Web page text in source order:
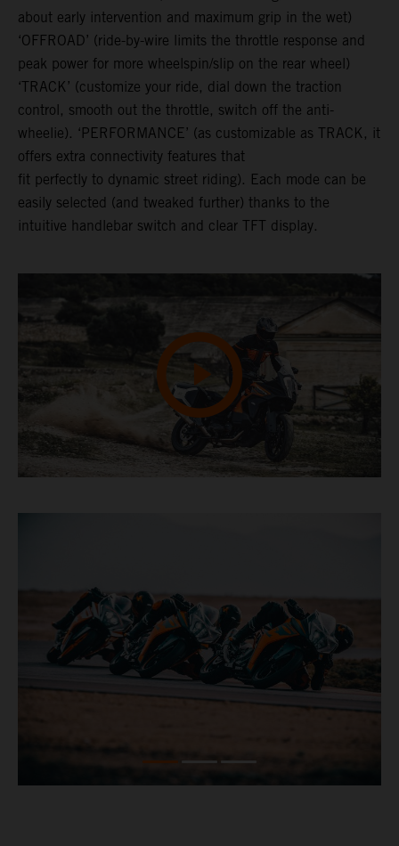
about early intervention and maximum grip in the wet)
‘OFFROAD’ (ride-by-wire limits the throttle response and
peak power for more wheelspin/slip on the rear wheel)
‘TRACK’ (customize your ride, dial down the traction
control, smooth out the throttle, switch off the anti-
wheelie). ‘PERFORMANCE’ (as customizable as TRACK, it
offers extra connectivity features that
fit perfectly to dynamic street riding). Each mode can be
easily selected (and tweaked further) thanks to the
intuitive handlebar switch and clear TFT display.